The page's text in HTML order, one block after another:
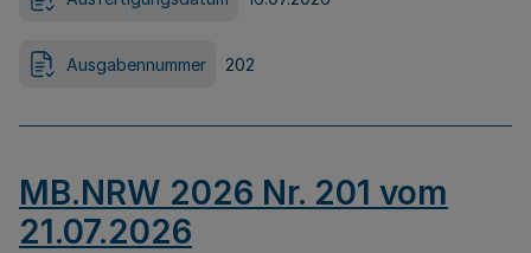
Ausgabennummer 202
MB.NRW 2026 Nr. 201 vom
21.07.2026